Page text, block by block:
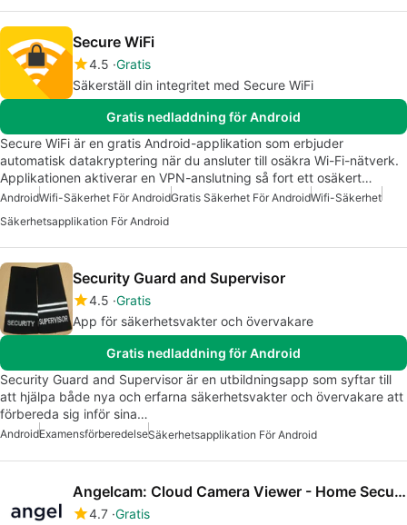
Secure WiFi
4.5 Gratis
Säkerställ din integritet med Secure WiFi
Gratis nedladdning för Android
Secure WiFi är en gratis Android-applikation som erbjuder
automatisk datakryptering när du ansluter till osäkra Wi-Fi-nätverk.
Applikationen aktiverar en VPN-anslutning så fort ett osäkert…
AndroidWifi-Säkerhet För AndroidGratis Säkerhet För AndroidWifi-Säkerhet
Säkerhetsapplikation För Android
Security Guard and Supervisor
4.5 Gratis
App för säkerhetsvakter och övervakare
Gratis nedladdning för Android
Security Guard and Supervisor är en utbildningsapp som syftar till
att hjälpa både nya och erfarna säkerhetsvakter och övervakare att
förbereda sig inför sina…
AndroidExamensförberedelseSäkerhetsapplikation För Android
Angelcam: Cloud Camera Viewer - Home Security app
4.7 Gratis